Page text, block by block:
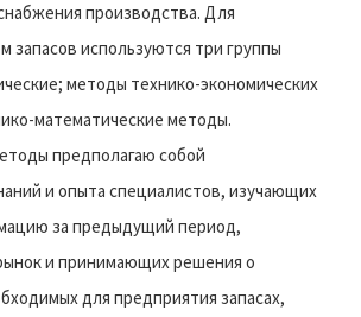
производства. Для
запасов используются три группы
методы технико-экономических
математические методы.
предполагаю собой
и опыта специалистов, изучающих
за предыдущий период,
и принимающих решения о
для предприятия запасах,